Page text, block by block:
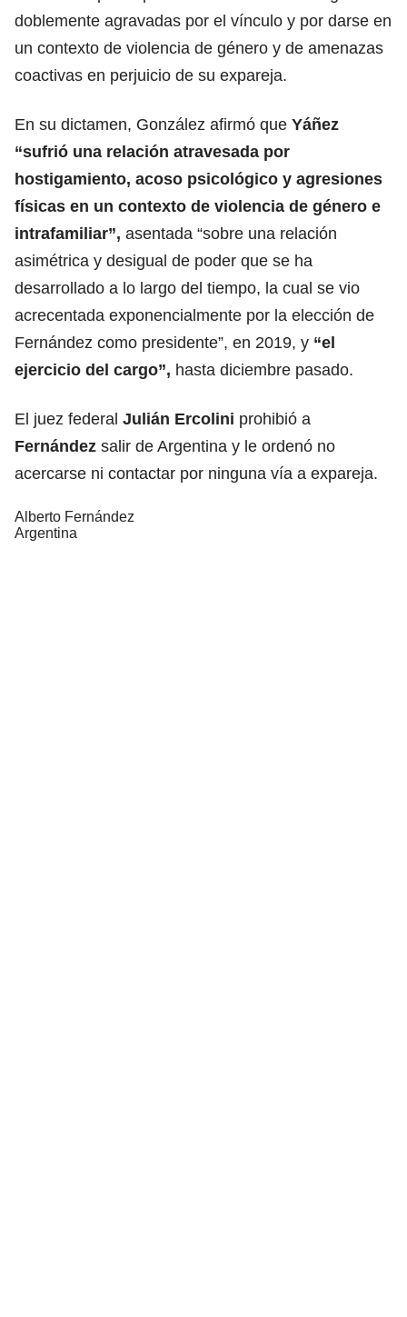
doblemente agravadas por el vínculo y por darse en
un contexto de violencia de género y de amenazas
coactivas en perjuicio de su expareja.
En su dictamen, González afirmó que Yáñez
“sufrió una relación atravesada por
hostigamiento, acoso psicológico y agresiones
físicas en un contexto de violencia de género e
intrafamiliar”, asentada “sobre una relación
asimétrica y desigual de poder que se ha
desarrollado a lo largo del tiempo, la cual se vio
acrecentada exponencialmente por la elección de
Fernández como presidente”, en 2019, y “el
ejercicio del cargo”, hasta diciembre pasado.
El juez federal Julián Ercolini prohibió a
Fernández salir de Argentina y le ordenó no
acercarse ni contactar por ninguna vía a expareja.
Alberto Fernández
Argentina